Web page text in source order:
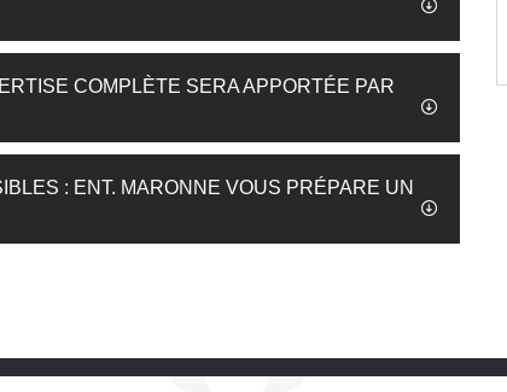
COMPLÈTE SERA APPORTÉE PAR
: ENT. MARONNE VOUS PRÉPARE UN